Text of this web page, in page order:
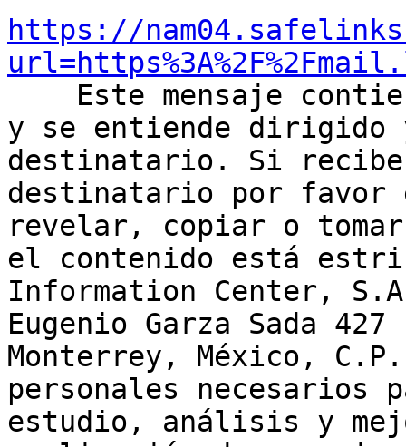
https://
y se entiende dirigido
destinatario. Si
destinatario por
revelar, copiar o
el contenido está
Information Center,
Eugenio Garza Sada
Monterrey, México,
personales
estudio, análisis y